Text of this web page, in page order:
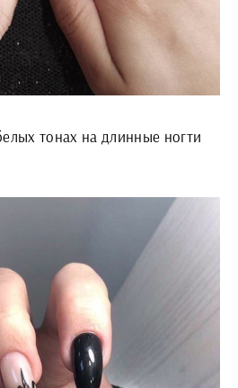
тонах на длинные ногти